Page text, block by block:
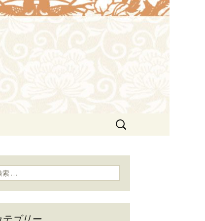
（ウェイ
も。北京ダックも味わえま
検
: